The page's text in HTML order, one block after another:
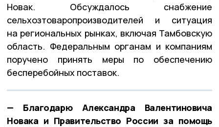
Новак. Обсуждалось снабжение
сельхозтоваропроизводителей и ситуация
на региональных рынках, включая Тамбовскую
область. Федеральным органам и компаниям
поручено принять меры по обеспечению
бесперебойных поставок.
— Благодарю Александра Валентиновича
Новака и Правительство России за помощь